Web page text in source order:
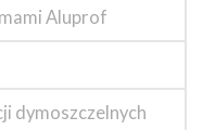
Aluprof
dymoszczelnych